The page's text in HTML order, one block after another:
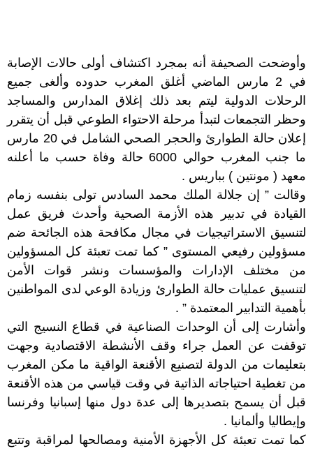
وأوضحت الصحيفة أنه بمجرد اكتشاف أولى حالات الإصابة
في 2 مارس الماضي أغلق المغرب حدوده وألغى جميع
الرحلات الدولية ليتم بعد ذلك إغلاق المدارس والمساجد
وحظر التجمعات لتبدأ مرحلة الاحتواء الطوعي قبل أن يتقرر
إعلان حالة الطوارئ والحجر الصحي الشامل في 20 مارس
ما جنب المغرب حوالي 6000 حالة وفاة حسب ما أعلنه
معهد ( مونتين ) بباريس .
وقالت ” إن جلالة الملك محمد السادس تولى بنفسه زمام
القيادة في تدبير هذه الأزمة الصحية وأحدث فريق عمل
لتنسيق الاستراتيجيات في مجال مكافحة هذه الجائحة ضم
مسؤولين رفيعي المستوى ” كما تمت تعبئة كل المسؤولين
من مختلف الإدارات والمؤسسات ونشر قوات الأمن
لتنسيق عمليات حالة الطوارئ وزيادة الوعي لدى المواطنين
بأهمية التدابير المعتمدة ” .
وأشارت إلى أن الوحدات الصناعية في قطاع النسيج التي
توقفت عن العمل جراء وقف الأنشطة الاقتصادية وجهت
بتعليمات من الدولة لتصنيع الأقنعة الواقية ما مكن المغرب
من تغطية احتياجاته الذاتية في وقت قياسي من هذه الأقنعة
قبل أن يسمح بتصديرها إلى عدة دول منها إسبانيا وفرنسا
وإيطاليا وألمانيا .
كما تمت تعبئة كل الأجهزة الأمنية ومصالحها لمراقبة وتتبع